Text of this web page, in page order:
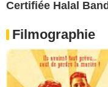
Certifiée Halal
Filmographie